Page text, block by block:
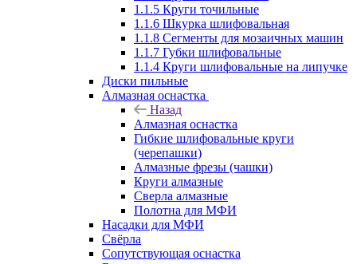
1.1.5 Круги точильные
1.1.6 Шкурка шлифовальная
1.1.8 Сегменты для мозаичных машин
1.1.7 Губки шлифовальные
1.1.4 Круги шлифовальные на липучке
Диски пильные
Алмазная оснастка
Назад
Алмазная оснастка
Гибкие шлифовальные круги
(черепашки)
Алмазные фрезы (чашки)
Круги алмазные
Сверла алмазные
Полотна для МФИ
Насадки для МФИ
Свёрла
Сопутствующая оснастка